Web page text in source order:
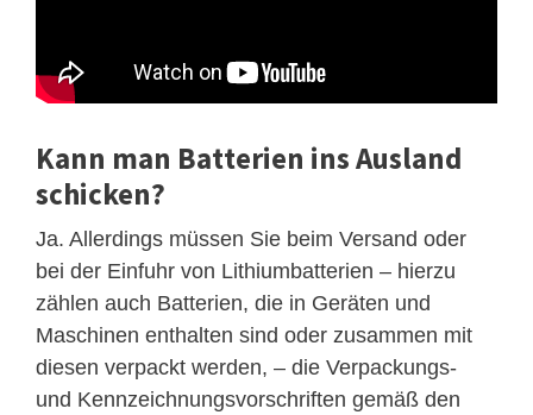
Kann man Batterien ins Ausland
schicken?
Ja. Allerdings müssen Sie beim Versand oder
bei der Einfuhr von Lithiumbatterien – hierzu
zählen auch Batterien, die in Geräten und
Maschinen enthalten sind oder zusammen mit
diesen verpackt werden, – die Verpackungs-
und Kennzeichnungsvorschriften gemäß den